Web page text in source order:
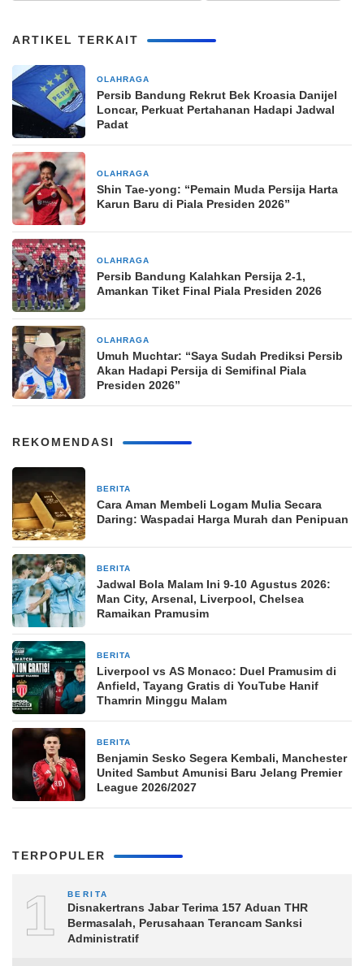
ARTIKEL TERKAIT
OLAHRAGA
Persib Bandung Rekrut Bek Kroasia Danijel
Loncar, Perkuat Pertahanan Hadapi Jadwal
Padat
OLAHRAGA
Shin Tae-yong: “Pemain Muda Persija Harta
Karun Baru di Piala Presiden 2026”
OLAHRAGA
Persib Bandung Kalahkan Persija 2-1,
Amankan Tiket Final Piala Presiden 2026
OLAHRAGA
Umuh Muchtar: “Saya Sudah Prediksi Persib
Akan Hadapi Persija di Semifinal Piala
Presiden 2026”
REKOMENDASI
BERITA
Cara Aman Membeli Logam Mulia Secara
Daring: Waspadai Harga Murah dan Penipuan
BERITA
Jadwal Bola Malam Ini 9-10 Agustus 2026:
Man City, Arsenal, Liverpool, Chelsea
Ramaikan Pramusim
BERITA
Liverpool vs AS Monaco: Duel Pramusim di
Anfield, Tayang Gratis di YouTube Hanif
Thamrin Minggu Malam
BERITA
Benjamin Sesko Segera Kembali, Manchester
United Sambut Amunisi Baru Jelang Premier
League 2026/2027
TERPOPULER
1 BERITA
Disnakertrans Jabar Terima 157 Aduan THR
Bermasalah, Perusahaan Terancam Sanksi
Administratif